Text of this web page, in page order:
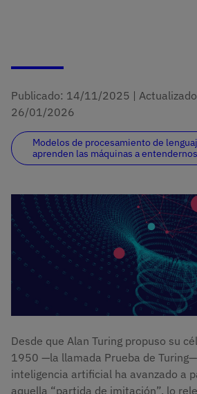
Publicado: 14/11/2025 |
26/01/2026
Modelos de procesamiento de
aprenden las máquinas a entendernos
Imagen
Desde que Alan Turing propuso su
1950 —la llamada Prueba de
inteligencia artificial ha avanzado a
aquella “partida de imitación”, lo